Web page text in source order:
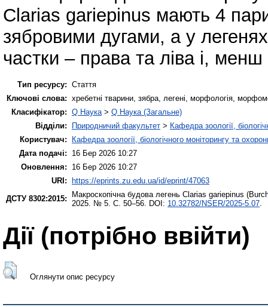
Clarias gariepinus мають 4
зябровими дугами, а у
частки – права та ліва і,
Тип ресурсу: Стаття
Ключові слова: хребетні тварини, зябра, легені, морфологія,
Класифікатор: Q Наука > Q Наука (Загальне)
Відділи:
Природничий факультет > Кафедра зоології,
Користувач:
Кафедра зоології, біологічного моніторингу та
Дата подачі:
16 Бер 2026 10:27
Оновлення:
16 Бер 2026 10:27
URI: https://eprints.zu.edu.ua/id/eprint/47063
ДСТУ 8302:2015:
Макроскопічна будова легень Clarias gariepinus
2025. № 5. С. 50–56. DOI: 10.32782/NSER/2025-5.07
Дії ​​(потрібно ввійти)
Оглянути опис ресурсу